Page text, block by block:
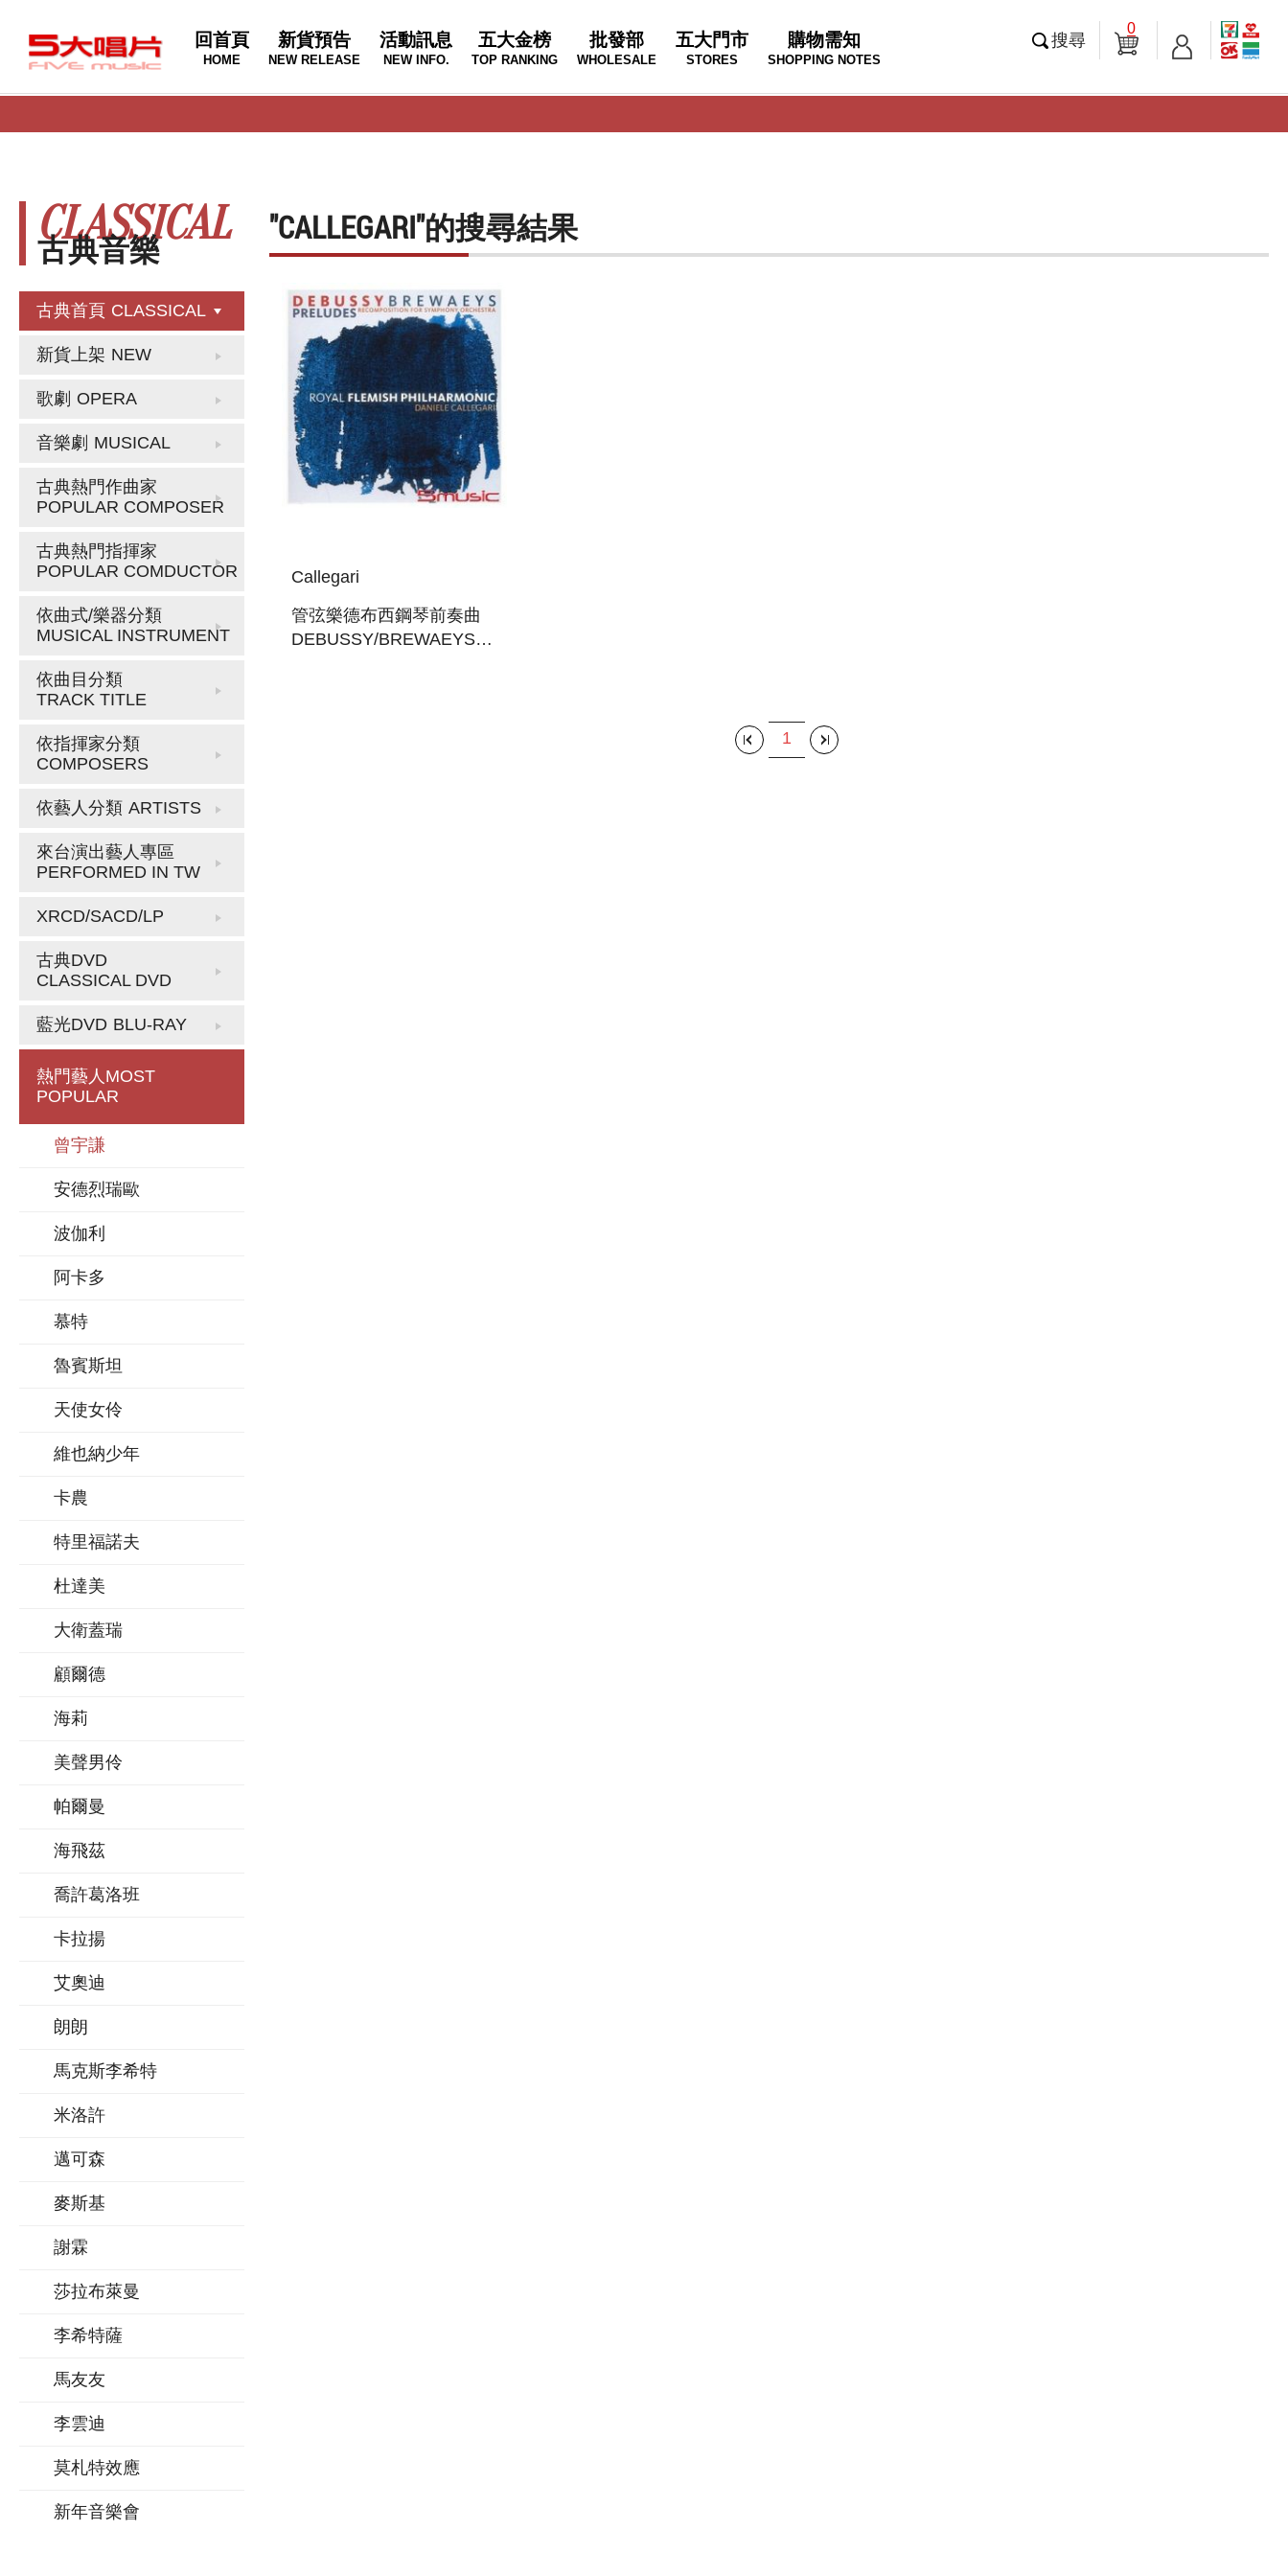
回首頁
HOME
新貨預告
NEW RELEASE
活動訊息
NEW INFO.
五大金榜
TOP RANKING
批發部
WHOLESALE
五大門市
STORES
購物需知
SHOPPING NOTES
搜尋
0
古典音樂
CLASSICAL
古典首頁 CLASSICAL
新貨上架 NEW
歌劇 OPERA
音樂劇 MUSICAL
古典熱門作曲家
POPULAR COMPOSER
古典熱門指揮家
POPULAR COMDUCTOR
依曲式/樂器分類
MUSICAL INSTRUMENT
依曲目分類
TRACK TITLE
依指揮家分類
COMPOSERS
依藝人分類 ARTISTS
來台演出藝人專區
PERFORMED IN TW
XRCD/SACD/LP
古典DVD
CLASSICAL DVD
藍光DVD BLU-RAY
熱門藝人 MOST
POPULAR
曾宇謙
安德烈瑞歐
波伽利
阿卡多
慕特
魯賓斯坦
天使女伶
維也納少年
卡農
特里福諾夫
杜達美
大衛蓋瑞
顧爾德
海莉
美聲男伶
帕爾曼
海飛茲
喬許葛洛班
卡拉揚
艾奧迪
朗朗
馬克斯李希特
米洛許
邁可森
麥斯基
謝霖
莎拉布萊曼
李希特薩
馬友友
李雲迪
莫札特效應
新年音樂會
"CALLEGARI"的搜尋結果
Callegari
管弦樂德布西鋼琴前奏曲
DEBUSSY/BREWAEYS:
1